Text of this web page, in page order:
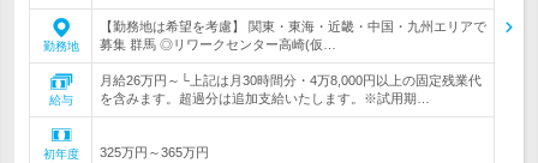
勤務地
【勤務地は希望を考慮】 関東・東海・近畿・中国・九州エリアで
募集 群馬 ◎リワークセンター高崎(仮…
給与
月給26万円～└上記は月30時間分・4万8,000円以上の固定残業代
を含みます。超過分は追加支給いたします。※試用期…
初年度
325万円～365万円